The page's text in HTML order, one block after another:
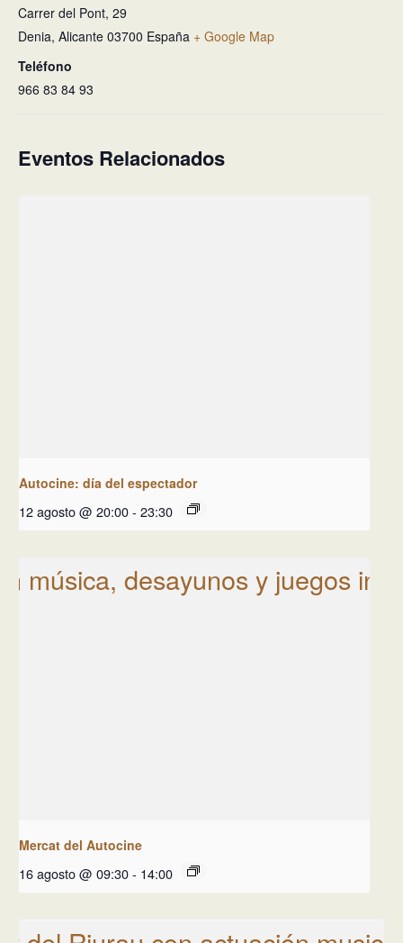
Carrer del Pont, 29
Denia, Alicante 03700 España + Google Map
Teléfono
966 83 84 93
Eventos Relacionados
Autocine: día del espectador
12 agosto @ 20:00- 23:30
Mercat del Autocine
16 agosto @ 09:30- 14:00